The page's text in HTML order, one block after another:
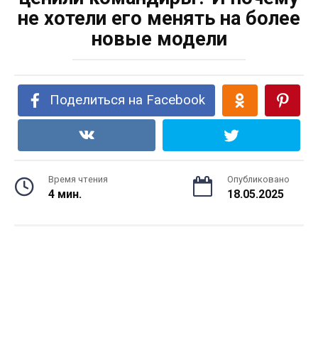
не хотели его менять на более
новые модели
Поделиться на Facebook
Время чтения
4 мин.
Опубликовано
18.05.2025